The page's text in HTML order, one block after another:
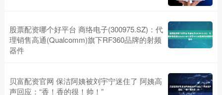
股票配资哪个好平台 商络电子(300975.SZ)：代
理销售高通(Qualcomm)旗下RF360品牌的射频
器件
贝富配资官网 保洁阿姨被刘宇宁迷住了 阿姨高
声回应：“香！香的很！帅！”